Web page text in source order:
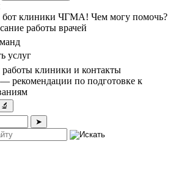
бот клиники ЧГМА! Чем могу помочь?
работы врачей
услуг
клиники и контакты
— рекомендации по подготовке к
🔬
➤